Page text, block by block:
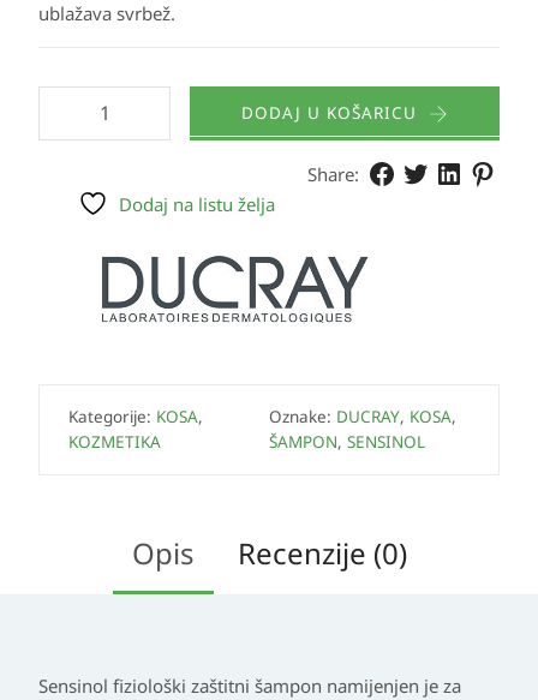
ublažava svrbež.
DODAJ U KOŠARICU
Share:
Dodaj na listu želja
Kategorije: KOSA,
KOZMETIKA
Oznake: DUCRAY, KOSA,
ŠAMPON, SENSINOL
Opis Recenzije (0)
Sensinol fiziološki zaštitni šampon namijenjen je za